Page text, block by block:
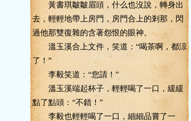
黃書琪皺皺眉頭，什么也沒說，轉身出
去，輕輕地帶上房門，房門合上的剎那，閃
過他那雙復雜的含著怨恨的眼神。
溫玉溪合上文件，笑道：“喝茶啊，都涼
了！”
李毅笑道：“您請！”
溫玉溪端起杯子，輕輕喝了一口，緩緩
點了點頭：“不錯！”
李毅也輕輕喝了一口，細細品嘗了一